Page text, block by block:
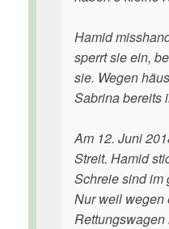
Hamid
sperrt sie ein,
sie. Wegen
Sabrina bereits
Am 12. Juni
Streit. Hamid
Schreie sind im
Nur weil